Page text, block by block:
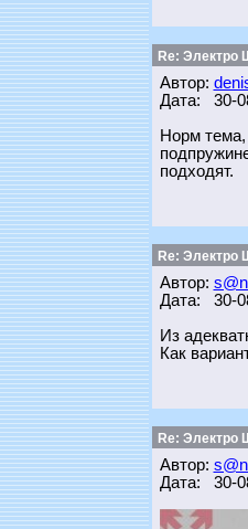
Re: Электро
Автор:
Дата: 30-
Норм тема,
подходят.
Re: Электро
Автор:
Дата: 30-
Из
Как
Re: Электро
Автор:
Дата: 30-